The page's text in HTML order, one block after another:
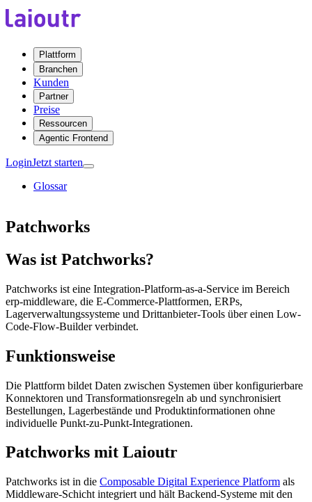
Plattform
Branchen
Kunden
Partner
Preise
Ressourcen
Agentic Frontend
LoginJetzt starten
Glossar
Patchworks
Was ist Patchworks?
Patchworks ist eine Integration-Platform-as-a-Service im Bereich
erp-middleware, die E-Commerce-Plattformen, ERPs,
Lagerverwaltungssysteme und Drittanbieter-Tools über einen Low-
Code-Flow-Builder verbindet.
Funktionsweise
Die Plattform bildet Daten zwischen Systemen über konfigurierbare
Konnektoren und Transformationsregeln ab und synchronisiert
Bestellungen, Lagerbestände und Produktinformationen ohne
individuelle Punkt-zu-Punkt-Integrationen.
Patchworks mit Laioutr
Patchworks ist in die Composable Digital Experience Platform als
Middleware-Schicht integriert und hält Backend-Systeme mit den